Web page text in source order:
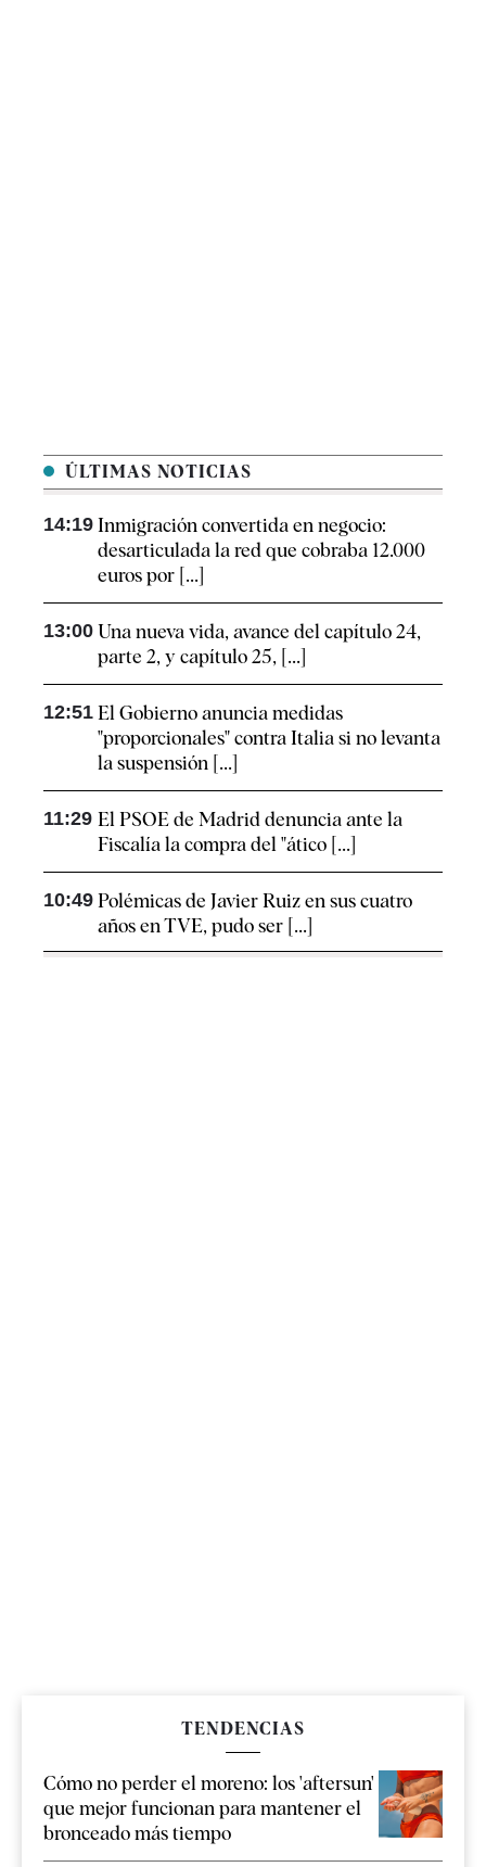
ÚLTIMAS NOTICIAS
14:19 Inmigración convertida en negocio:
desarticulada la red que cobraba 12.000
euros por [...]
13:00 Una nueva vida, avance del capítulo 24,
parte 2, y capítulo 25, [...]
12:51 El Gobierno anuncia medidas
"proporcionales" contra Italia si no levanta
la suspensión [...]
11:29 El PSOE de Madrid denuncia ante la
Fiscalía la compra del "ático [...]
10:49 Polémicas de Javier Ruiz en sus cuatro
años en TVE, pudo ser [...]
TENDENCIAS
Cómo no perder el moreno: los 'aftersun'
que mejor funcionan para mantener el
bronceado más tiempo